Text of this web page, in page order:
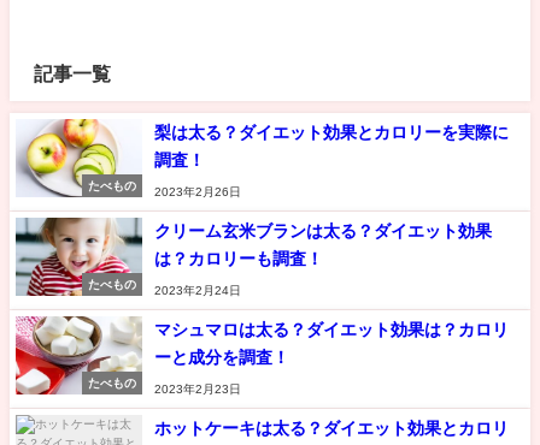
記事一覧
たべもの
梨は太る？ダイエット効果とカロリーを実際に
調査！
2023年2月26日
たべもの
クリーム玄米ブランは太る？ダイエット効果
は？カロリーも調査！
2023年2月24日
たべもの
マシュマロは太る？ダイエット効果は？カロリ
ーと成分を調査！
2023年2月23日
ホットケーキは太る？ダイエット効果とカロリ